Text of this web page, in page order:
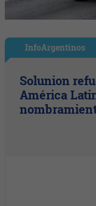
InfoArgentinos
Solunion
América